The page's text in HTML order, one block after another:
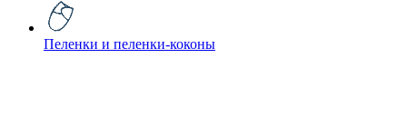
Пеленки и пеленки-коконы